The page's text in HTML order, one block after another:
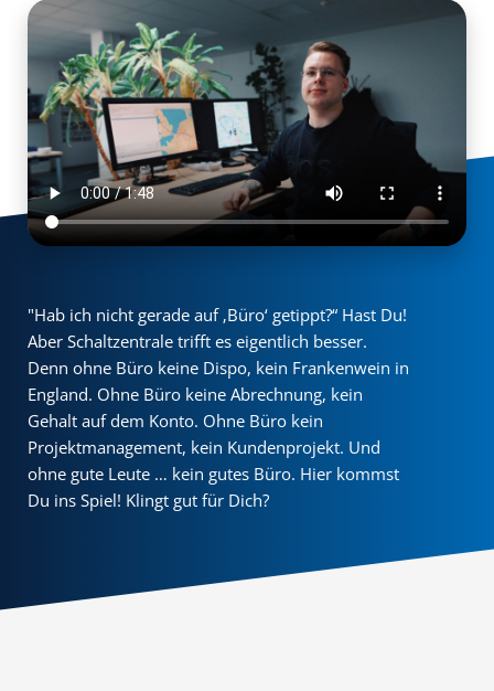
"Hab ich nicht gerade auf ‚Büro‘ getippt?“ Hast Du!
Aber Schaltzentrale trifft es eigentlich besser.
Denn ohne Büro keine Dispo, kein Frankenwein in
England. Ohne Büro keine Abrechnung, kein
Gehalt auf dem Konto. Ohne Büro kein
Projektmanagement, kein Kundenprojekt. Und
ohne gute Leute … kein gutes Büro. Hier kommst
Du ins Spiel! Klingt gut für Dich?